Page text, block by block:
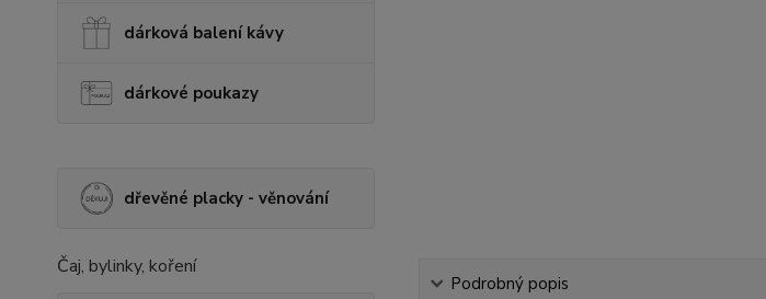
dárková balení kávy
dárkové poukazy
dřevěné placky - věnování
Čaj, bylinky, koření
Podrobný popis